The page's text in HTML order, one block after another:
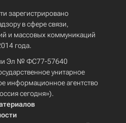
зарегистрировано
в сфере связи,
и массовых коммуникаций
года.
Эл № ФС77-57640
унитарное
информационное агентство
сегодня»).